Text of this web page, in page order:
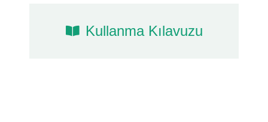
Kullanma Kılavuzu